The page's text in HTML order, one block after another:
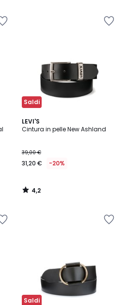
Saldi
LEVI'S
Cintura in pelle New Ashland
39,00 €
31,20 € -20%
4,2
/ 5
4,2
/
Saldi